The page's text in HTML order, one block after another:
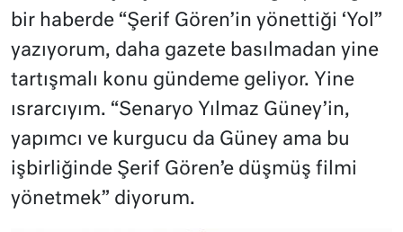
bir haberde “Şerif Gören’in yönettiği ‘Yol”
yazıyorum, daha gazete basılmadan yine
tartışmalı konu gündeme geliyor. Yine
ısrarcıyım. “Senaryo Yılmaz Güney’in,
yapımcı ve kurgucu da Güney ama bu
işbirliğinde Şerif Gören’e düşmüş filmi
yönetmek” diyorum.